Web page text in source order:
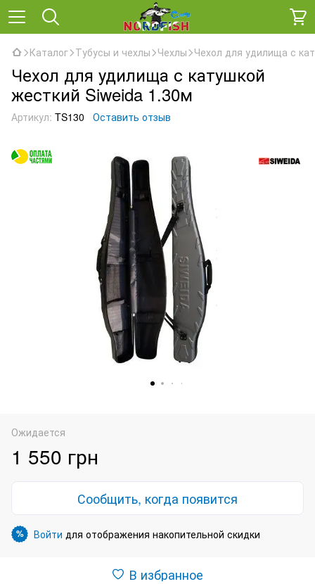
Каталог Тубусы и чехлы Чехлы Чехол для удилища с
Чехол для удилища с катушкой
жесткий Siweida 1.30м
Артикул: TS130 Оставить отзыв
Ожидается
1 550 грн
Сообщить, когда появится
% Войти для отображения накопительной скидки
В избранное